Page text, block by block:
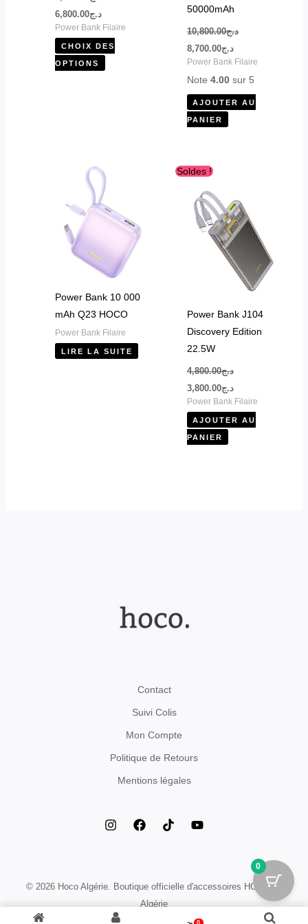
د.ج6,800.00
Power Bank Filaire
CHOIX DES
OPTIONS
du
produit
50000mAh
د.ج10,800.00
د.ج8,700.00
Power Bank Filaire
Note 4.00sur 5
AJOUTER AU
PANIER
Power Bank 10 000
mAh Q23 HOCO
Power Bank Filaire
LIRE LA SUITE
Soldes !
Power Bank J104
Discovery Edition
22.5W
د.ج4,800.00
Le
prix
initial
était :
د.ج4,800.00.
د.ج3,800.00
est :
Power Bank Filaire
AJOUTER AU
PANIER
Contact
Suivi Colis
Mon Compte
Politique de Retours
Mentions légales
© 2026 Hoco Algérie. Boutique officielle d'accessoires HOCO en
Algérie
0
0